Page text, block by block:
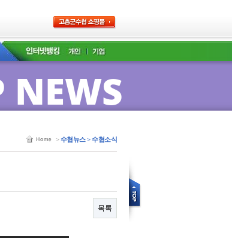
NEWS
>수협뉴스 > 수협소식
목록